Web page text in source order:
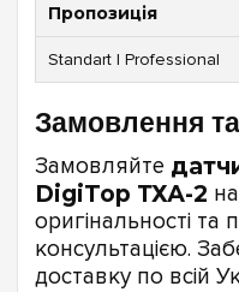
Пропозиція
Standart | Professional
Замовлення
Замовляйте
DigiTop ТХА-2
оригінальності та
консультацією.
доставку по всій